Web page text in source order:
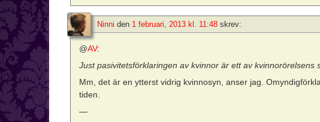
Ninni den 1 februari, 2013 kl. 11:48 skrev:
@AV:
Just pasivitetsförklaringen av kvinnor är ett av kvinnorörelsens
Mm, det är en ytterst vidrig kvinnosyn, anser jag.
tiden.
—